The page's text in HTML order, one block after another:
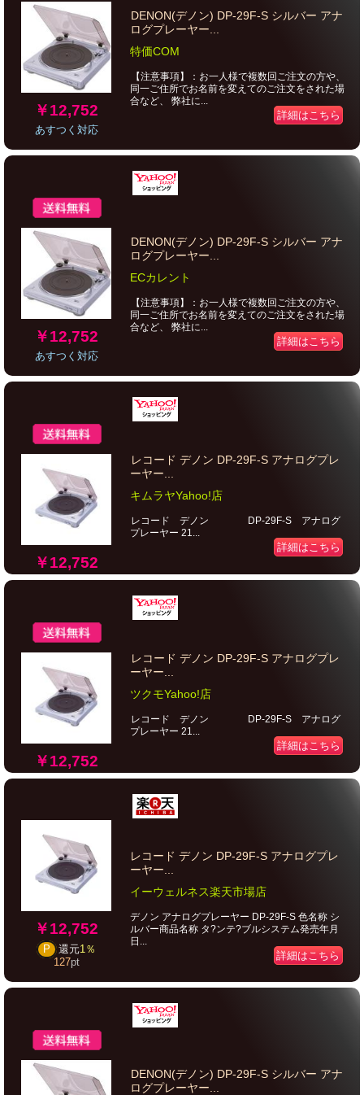
￥12,752
あすつく対応
DENON(デノン) DP-29F-S シルバー アナ
ログプレーヤー...
特価COM
【注意事項】：お一人様で複数回ご注文の方や、
同一ご住所でお名前を変えてのご注文をされた場
合など、 弊社に...
詳細はこちら
￥12,752
あすつく対応
DENON(デノン) DP-29F-S シルバー アナ
ログプレーヤー...
ECカレント
【注意事項】：お一人様で複数回ご注文の方や、
同一ご住所でお名前を変えてのご注文をされた場
合など、 弊社に...
詳細はこちら
￥12,752
レコード デノン DP-29F-S アナログプレ
ーヤー...
キムラヤYahoo!店
レコード デノン DP-29F-S アナログ
プレーヤー 21...
詳細はこちら
￥12,752
レコード デノン DP-29F-S アナログプレ
ーヤー...
ツクモYahoo!店
レコード デノン DP-29F-S アナログ
プレーヤー 21...
詳細はこちら
￥12,752
P 還元1％
127pt
レコード デノン DP-29F-S アナログプレ
ーヤー...
イーウェルネス楽天市場店
デノン アナログプレーヤー DP-29F-S 色名称 シ
ルバー商品名称 タ?ンテ?ブルシステム発売年月
日...
詳細はこちら
DENON(デノン) DP-29F-S シルバー アナ
ログプレーヤー...